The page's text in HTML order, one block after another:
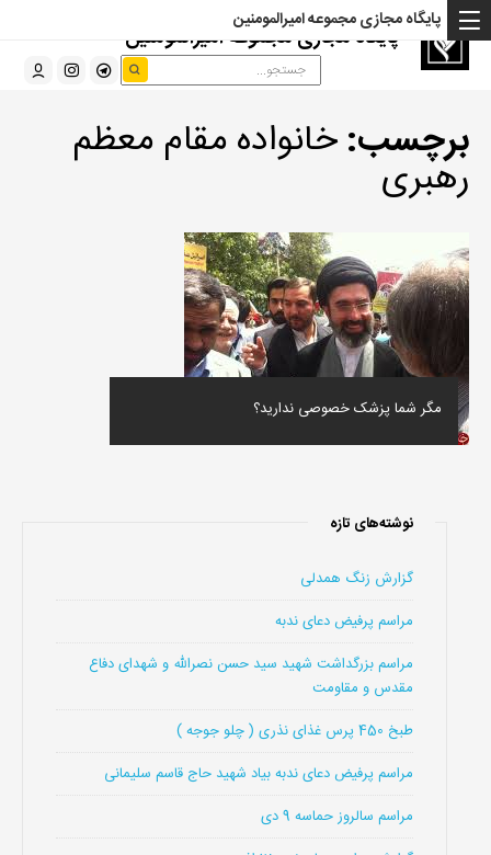
پایگاه مجازی مجموعه امیرالمومنین
پایگاه مجازی مجموعه امیرالمومنین
برچسب:خانواده مقام معظم
رهبری
مگر شما پزشک خصوصی ندارید؟
نوشته‌های تازه
گزارش زنگ همدلی
مراسم پرفیض دعای ندبه
مراسم بزرگداشت شهید سید حسن نصرالله و شهدای دفاع
مقدس و مقاومت
طبخ 450 پرس غذای نذری ( چلو جوجه )
مراسم پرفیض دعای ندبه بیاد شهید حاج قاسم سلیمانی
مراسم سالروز حماسه 9 دی